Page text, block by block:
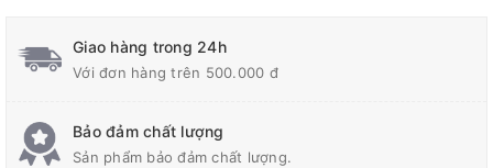
Giao hàng trong 24h
Với đơn hàng trên 500.000 đ
Bảo đảm chất lượng
Sản phẩm bảo đảm chất lượng.